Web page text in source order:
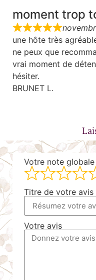
moment trop
une hôte très
ne peux que
vrai moment de
hésiter.
BRUNET L.
Votre note globale
Titre de votre avis
Votre avis